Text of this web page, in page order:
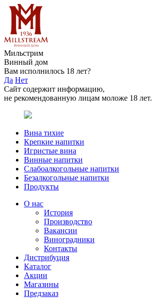
Мильстрим
Винный дом
Вам исполнилось 18 лет?
Да Нет
Сайт содержит информацию,
не рекомендованную лицам моложе 18 лет.
Вина тихие
Крепкие напитки
Игристые вина
Винные напитки
Слабоалкогольные напитки
Безалкогольные напитки
Продукты
О нас
История
Производство
Вакансии
Виноградники
Контакты
Дистрибуция
Каталог
Акции
Магазины
Предзаказ